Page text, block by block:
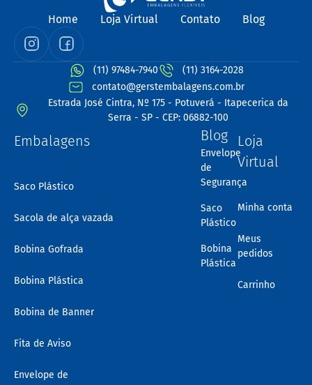
Home Loja Virtual Contato Blog
(11) 97484-7940
(11) 3164-2028
contato@gerstembalagens.com.br
Estrada José Cintra, Nº 175 - Potuverá - Itapecerica da
Serra - SP - CEP: 06882-100
Embalagens
Saco Plástico
Sacola de alça vazada
Bobina Gofrada
Bobina Plástica
Bobina de Banner
Fita de Aviso
Envelope de
Blog
Envelope
de
Segurança
Saco
Plástico
Bobina
Plástica
Loja
Virtual
Minha conta
Meus
pedidos
Carrinho